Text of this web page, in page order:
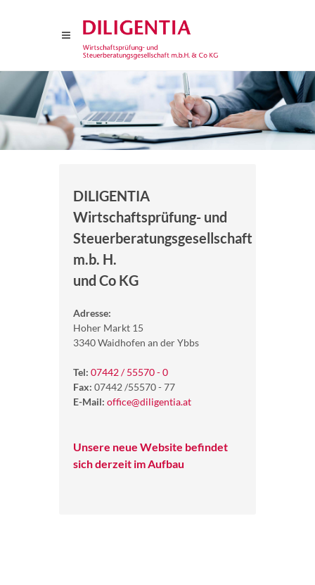
DILIGENTIA
Wirtschaftsprüfung- und
Steuerberatungsgesellschaft
m.b. H.
und Co KG
Adresse:
Hoher Markt 15
3340 Waidhofen an der Ybbs
Tel: 07442 / 55570 - 0
Fax: 07442 /55570 - 77
E-Mail: office@diligentia.at
Unsere neue Website befindet
sich derzeit im Aufbau